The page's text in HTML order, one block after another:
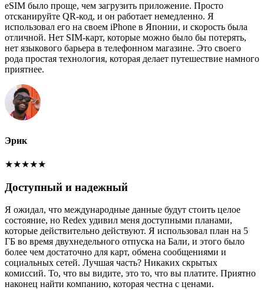
eSIM было проще, чем загрузить приложение. Просто
отсканируйте QR-код, и он работает немедленно. Я
использовал его на своем iPhone в Японии, и скорость была
отличной. Нет SIM-карт, которые можно было бы потерять,
нет языкового барьера в телефонном магазине. Это своего
рода простая технология, которая делает путешествие намного
приятнее.
Эрик
★★★★★
Доступный и надежный
Я ожидал, что международные данные будут стоить целое
состояние, но Redex удивил меня доступными планами,
которые действительно действуют. Я использовал план на 5
ГБ во время двухнедельного отпуска на Бали, и этого было
более чем достаточно для карт, обмена сообщениями и
социальных сетей. Лучшая часть? Никаких скрытых
комиссий. То, что вы видите, это то, что вы платите. Приятно
наконец найти компанию, которая честна с ценами.